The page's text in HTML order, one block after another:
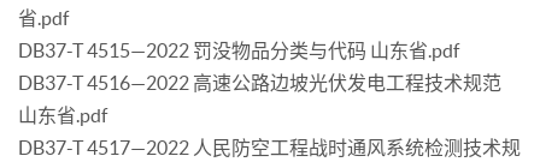
省.pdf
DB37-T 4515—2022 罚没物品分类与代码 山东省.pdf
DB37-T 4516—2022 高速公路边坡光伏发电工程技术规范
山东省.pdf
DB37-T 4517—2022 人民防空工程战时通风系统检测技术规